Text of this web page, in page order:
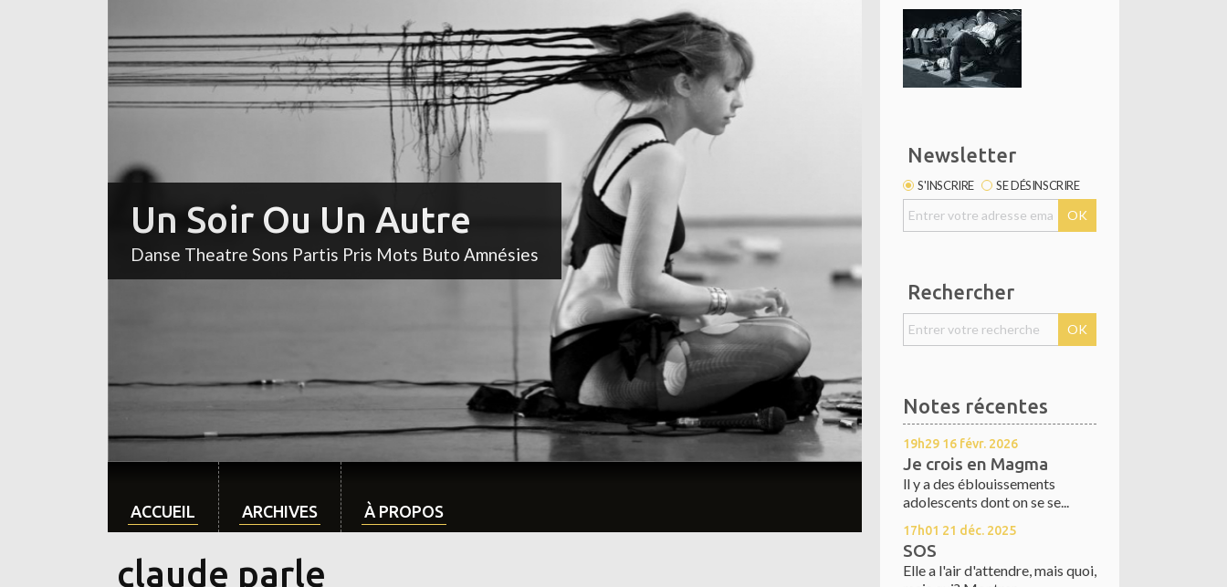
Un Soir Ou Un Autre
Danse Theatre Sons Partis Pris Mots Buto Amnésies
ACCUEIL ARCHIVES À PROPOS
claude parle
Newsletter
S'INSCRIRE SE DÉSINSCRIRE
Rechercher
Notes récentes
19h29 16 févr. 2026
Je crois en Magma
ll y a des éblouissements
adolescents dont on se se...
17h01 21 déc. 2025
SOS
Elle a l'air d'attendre, mais quoi,